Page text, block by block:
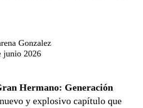
Gonzalez
junio 2026
Hermano: Generación
y explosivo capítulo que